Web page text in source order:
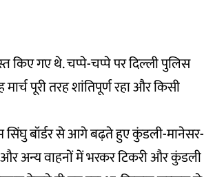
किए गए थे. चप्पे-चप्पे पर दिल्ली पुलिस
पूरी तरह शांतिपूर्ण रहा और किसी
सिंघु बॉर्डर से आगे बढ़ते हुए कुंडली-मानेसर-
अन्य वाहनों में भरकर टिकरी और कुंडली